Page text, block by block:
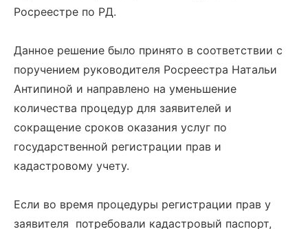
Росреестре по РД.
Данное решение было принято в соответствии с
поручением руководителя Росреестра Натальи
Антипиной и направлено на уменьшение
количества процедур для заявителей и
сокращение сроков оказания услуг по
государственной регистрации прав и
кадастровому учету.
Если во время процедуры регистрации прав у
заявителя потребовали кадастровый паспорт,